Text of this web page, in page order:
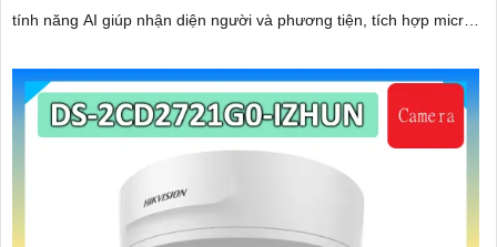
tính năng AI giúp nhận diện người và phương tiện, tích hợp micro